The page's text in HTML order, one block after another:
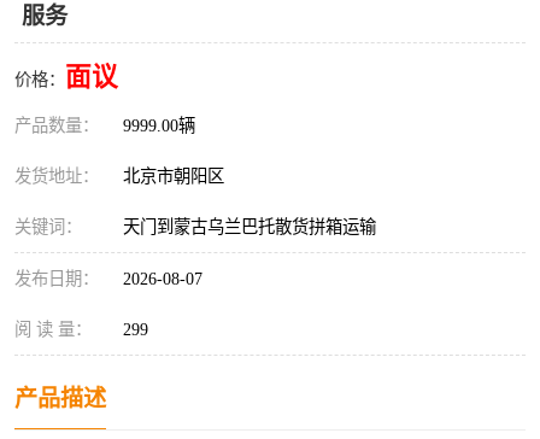
服务
价格： 面议
产品数量： 9999.00辆
发货地址： 北京市朝阳区
关键词： 天门到蒙古乌兰巴托散货拼箱运输
发布日期： 2026-08-07
阅 读 量： 299
产品描述